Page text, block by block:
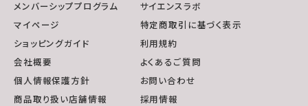
メンバーシッププログラム
サイエンスラボ
マイページ
特定商取引に基づく表示
ショッピングガイド
利用規約
会社概要
よくあるご質問
個人情報保護方針
お問い合わせ
商品取り扱い店舗情報
採用情報